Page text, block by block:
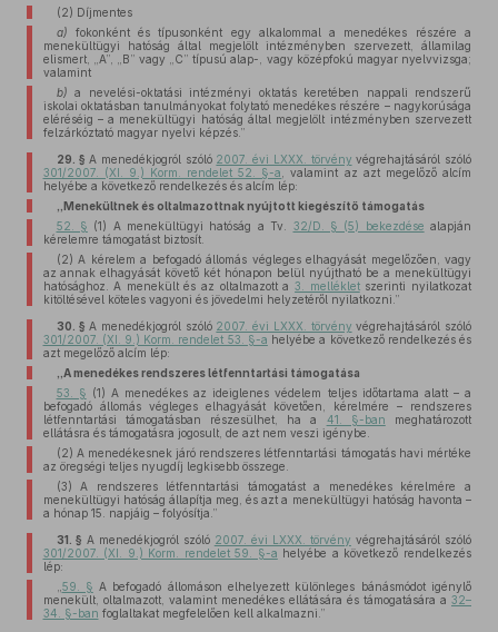
(2) Díjmentes
a) fokonként és típusonként egy alkalommal a menedékes részére a
menekültügyi hatóság által megjelölt intézményben szervezett, államilag
elismert, „A”, „B” vagy „C” típusú alap-, vagy középfokú magyar nyelvvizsga;
valamint
b) a nevelési-oktatási intézményi oktatás keretében nappali rendszerű
iskolai oktatásban tanulmányokat folytató menedékes részére – nagykorúsága
eléréséig – a menekültügyi hatóság által megjelölt intézményben szervezett
felzárkóztató magyar nyelvi képzés.”
29. § A menedékjogról szóló 2007. évi LXXX. törvény végrehajtásáról szóló
301/2007. (XI. 9.) Korm. rendelet 52. §-a
, valamint az azt megelőző alcím
helyébe a következő rendelkezés és alcím lép:
„Menekültnek és oltalmazottnak nyújtott kiegészítő támogatás
52. § (1) A menekültügyi hatóság a Tv. 32/D. § (5) bekezdése alapján
kérelemre támogatást biztosít.
(2) A kérelem a befogadó állomás végleges elhagyását megelőzően, vagy
az annak elhagyását követő két hónapon belül nyújtható be a menekültügyi
hatósághoz. A menekült és az oltalmazott a3. mellékletszerinti nyilatkozat
kitöltésével köteles vagyoni és jövedelmi helyzetéről nyilatkozni.”
30. § A menedékjogról szóló 2007. évi LXXX. törvény végrehajtásáról szóló
301/2007. (XI. 9.) Korm. rendelet 53. §-a helyébe a következő rendelkezés és
azt megelőző alcím lép:
„A menedékes rendszeres létfenntartási támogatása
53. § (1) A menedékes az ideiglenes védelem teljes időtartama alatt – a
befogadó állomás végleges elhagyását követően, kérelmére – rendszeres
létfenntartási támogatásban részesülhet, ha a 41. §-ban meghatározott
ellátásra és támogatásra jogosult, de azt nem veszi igénybe.
(2) A menedékesnek járó rendszeres létfenntartási támogatás havi mértéke
az öregségi teljes nyugdíj legkisebb összege.
(3) A rendszeres létfenntartási támogatást a menedékes kérelmére a
menekültügyi hatóság állapítja meg, és azt a menekültügyi hatóság havonta –
a hónap 15. napjáig – folyósítja.”
31. § A menedékjogról szóló 2007. évi LXXX. törvény végrehajtásáról szóló
301/2007. (XI. 9.) Korm. rendelet 59. §-a helyébe a következő rendelkezés
lép:
59. § A befogadó állomáson elhelyezett különleges bánásmódot igénylő
menekült, oltalmazott, valamint menedékes ellátására és támogatására a 32–
34. §-ban foglaltakat megfelelően kell alkalmazni.”